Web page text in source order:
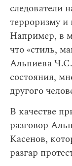
следователи
терроризму и
Например, в
что «стиль,
Альпиева
состояния,
другого
В качестве
разговор
Касенов,
разгар